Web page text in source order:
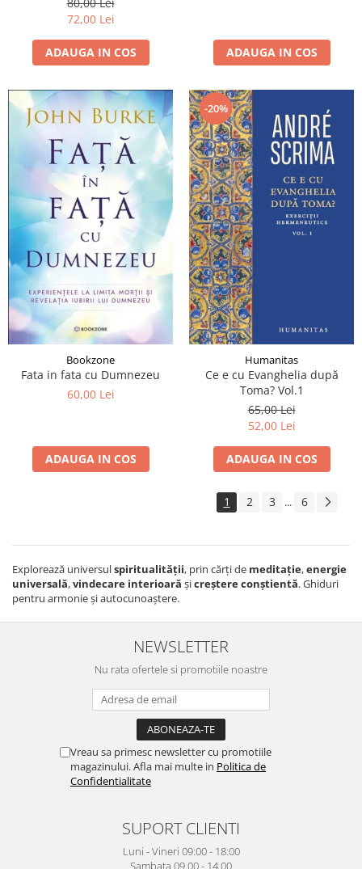
72,00 Lei
ADAUGA IN COS ADAUGA IN COS
Bookzone
Fata in fata cu Dumnezeu
60,00 Lei
ADAUGA IN COS
-20%
Humanitas
Ce e cu Evanghelia după
Toma? Vol.1
65,00 Lei
52,00 Lei
ADAUGA IN COS
1 2 3 ... 6
Explorează universulspiritualității, prin cărți de meditație,energie
universală,vindecare interioară șicreștere conștientă. Ghiduri
pentru armonie și autocunoaștere.
NEWSLETTER
Nu rata ofertele si promotiile noastre
Vreau sa primesc newsletter cu promotiile
magazinului. Afla mai multe in Politica de
Confidentialitate
SUPORT CLIENTI
Luni - Vineri 09:00 - 18:00
Sambata 09.00 - 14.00